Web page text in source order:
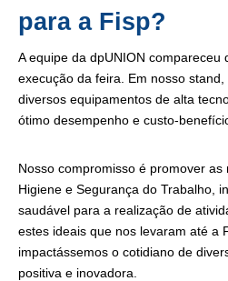
para a Fisp?
A equipe da dpUNION compareceu
execução da feira. Em nosso
diversos equipamentos de alta
ótimo desempenho e custo-
Nosso compromisso é promover as
Higiene e Segurança do Trabalho,
saudável para a realização de
estes ideais que nos levaram até a
impactássemos o cotidiano de
positiva e inovadora.